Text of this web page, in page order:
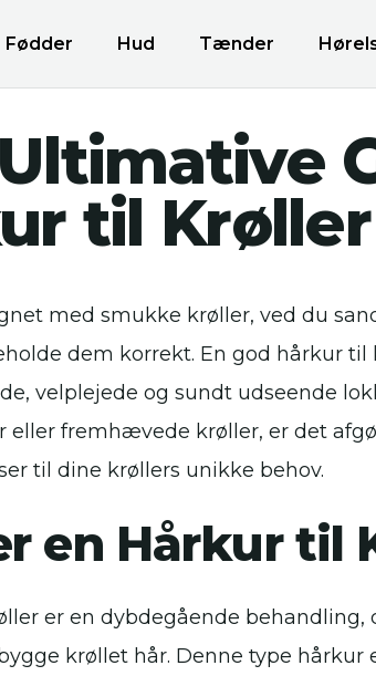
Fødder Hud Tænder
til Krøller
med smukke krøller, ved du
dem korrekt. En god hårkur
velplejede og sundt udseende
eller fremhævede krøller, er det
til dine krøllers unikke behov.
en Hårkur til
er en dybdegående behandling,
krøllet hår. Denne type hårkur